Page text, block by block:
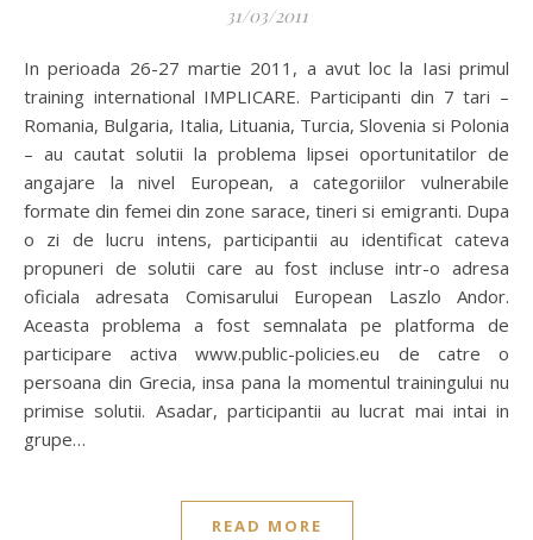
31/03/2011
In perioada 26-27 martie 2011, a avut loc la Iasi primul
training international IMPLICARE. Participanti din 7 tari –
Romania, Bulgaria, Italia, Lituania, Turcia, Slovenia si Polonia
– au cautat solutii la problema lipsei oportunitatilor de
angajare la nivel European, a categoriilor vulnerabile
formate din femei din zone sarace, tineri si emigranti. Dupa
o zi de lucru intens, participantii au identificat cateva
propuneri de solutii care au fost incluse intr-o adresa
oficiala adresata Comisarului European Laszlo Andor.
Aceasta problema a fost semnalata pe platforma de
participare activa www.public-policies.eu de catre o
persoana din Grecia, insa pana la momentul trainingului nu
primise solutii. Asadar, participantii au lucrat mai intai in
grupe…
READ MORE